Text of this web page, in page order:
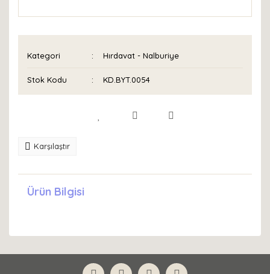
Kategori Hırdavat - Nalburiye
Stok Kodu KD.BYT.0054
Karşılaştır
Ürün Bilgisi